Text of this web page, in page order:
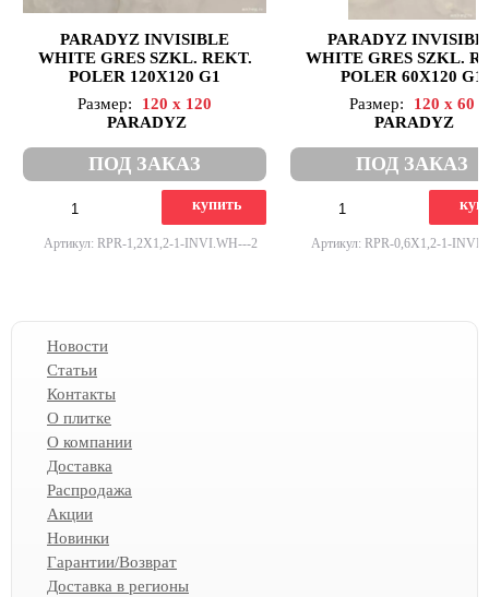
PARADYZ INVISIBLE
WHITE GRES SZKL. REKT.
POLER 120X120 G1
Размер:
120 x 120
PARADYZ
ПОД ЗАКАЗ
купить
Артикул: RPR-1,2X1,2-1-INVI.WH---2
PARADYZ
WHITE GRES SZKL.
POLER 60X120 G1
Размер:
120 x 60
PARADYZ
ПОД ЗАКАЗ
Артикул: RPR-0,6X1,2-1-
Новости
Статьи
Контакты
О плитке
О компании
Доставка
Распродажа
Акции
Новинки
Гарантии/Возврат
Доставка в регионы